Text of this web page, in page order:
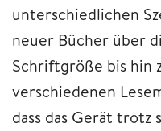
unterschiedlichen
neuer Bücher über
Schriftgröße bis hin
verschiedenen
dass das Gerät trotz